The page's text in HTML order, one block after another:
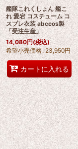
艦隊これくしょん 艦こ
れ 愛宕 コスチューム コ
スプレ衣装 abccos製
「受注生産」
14,080円(税込)
希望小売価格: 23,950円
カートに入れる